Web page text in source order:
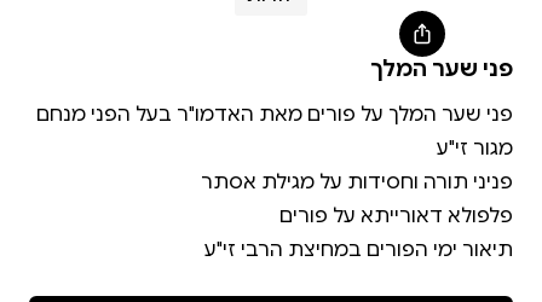
פני שער המלך
פני שער המלך על פורים מאת האדמו"ר בעל הפני מנחם
תיאור ימי הפורים במחיצת הרבי זי"ע